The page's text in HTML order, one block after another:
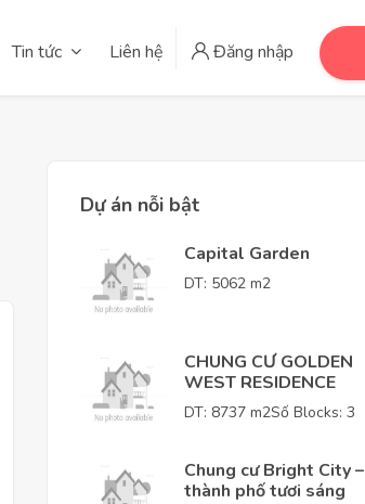
Tin tức Liên hệ Đăng nhập
Dự án nỗi bật
Capital Garden
DT: 5062 m2
CHUNG CƯ GOLDEN
WEST RESIDENCE
DT: 8737 m2Số Blocks: 3
Chung cư Bright City –
thành phố tươi sáng